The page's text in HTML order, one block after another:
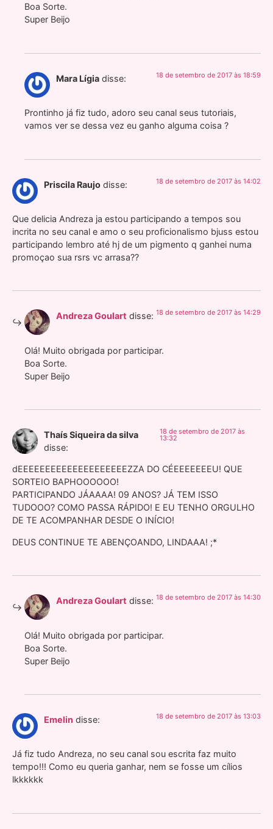
Boa Sorte.
Super Beijo
Mara Lígia disse: 18 de setembro de 2017 às 18:59
Prontinho já fiz tudo, adoro seu canal seus tutoriais,
vamos ver se dessa vez eu ganho alguma coisa ?
Priscila Raujo disse: 18 de setembro de 2017 às 14:02
Que delicia Andreza ja estou participando a tempos sou
incrita no seu canal e amo o seu proficionalismo bjuss estou
participando lembro até hj de um pigmento q ganhei numa
promoçao sua rsrs vc arrasa??
Andreza Goulart disse: 18 de setembro de 2017 às 14:29
Olá! Muito obrigada por participar.
Boa Sorte.
Super Beijo
Thaís Siqueira da silva
disse:
18 de setembro de 2017 às
13:32
dEEEEEEEEEEEEEEEEEEEEZZA DO CÉEEEEEEEU! QUE
SORTEIO BAPHOOOOOO!
PARTICIPANDO JÁAAAA! 09 ANOS? JÁ TEM ISSO
TUDOOO? COMO PASSA RÁPIDO! E EU TENHO ORGULHO
DE TE ACOMPANHAR DESDE O INÍCIO!
DEUS CONTINUE TE ABENÇOANDO, LINDAAA! ;*
Andreza Goulart disse: 18 de setembro de 2017 às 14:30
Olá! Muito obrigada por participar.
Boa Sorte.
Super Beijo
Emelin disse: 18 de setembro de 2017 às 13:03
Já fiz tudo Andreza, no seu canal sou escrita faz muito
tempo!!! Como eu queria ganhar, nem se fosse um cílios
lkkkkkk